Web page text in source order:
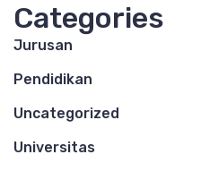
Categories
Jurusan
Pendidikan
Uncategorized
Universitas